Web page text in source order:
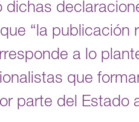
dichas
“la publicación
a lo
que
parte del Estado